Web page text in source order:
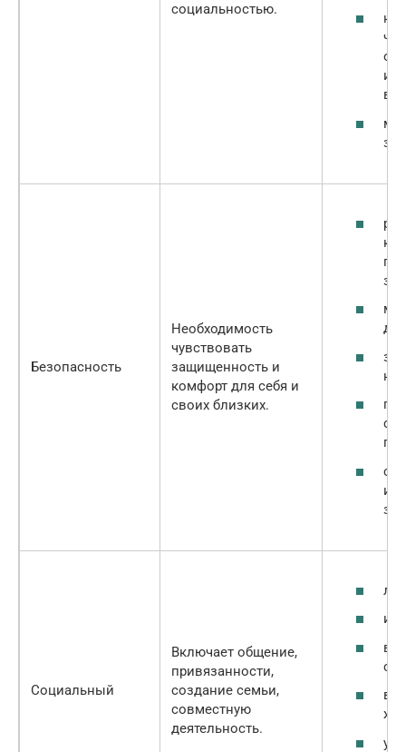
социальностью.
от
в
мы
Безопасность
Необходимость
чувствовать
защищенность и
комфорт для себя и
своих близких.
мы
на
Социальный
Включает общение,
привязанности,
создание семьи,
совместную
деятельность.